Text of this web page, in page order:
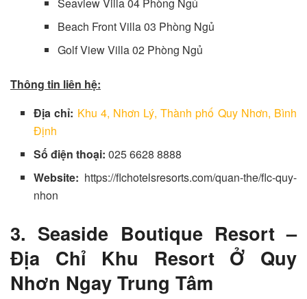
Beach Front Villa 03 Phòng Ngủ
Golf View Villa 02 Phòng Ngủ
Thông tin liên hệ:
Địa chỉ: Khu 4, Nhơn Lý, Thành phố Quy Nhơn, Bình
Định
Số điện thoại:025 6628 8888
Website: https://flchotelsresorts.com/quan-the/flc-quy-
nhon
3. Seaside Boutique Resort –
Địa Chỉ Khu Resort Ở Quy
Nhơn Ngay Trung Tâm